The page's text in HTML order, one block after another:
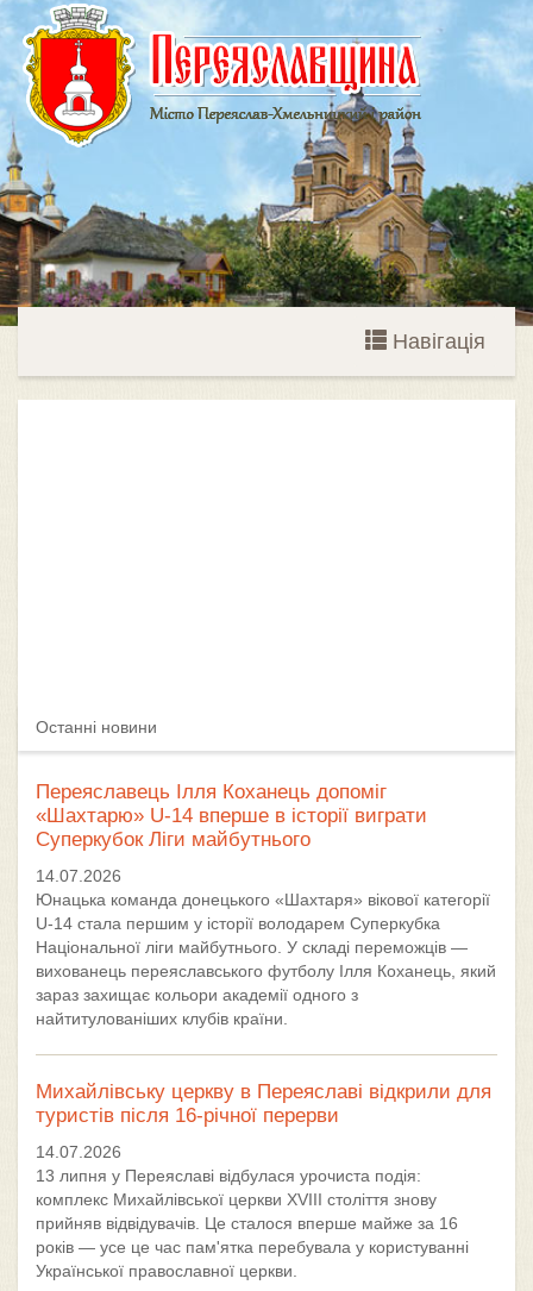
Навігація
Останні новини
Переяславець Ілля Коханець допоміг
«Шахтарю» U-14 вперше в історії виграти
Суперкубок Ліги майбутнього
14.07.2026
Юнацька команда донецького «Шахтаря» вікової категорії
U-14 стала першим у історії володарем Суперкубка
Національної ліги майбутнього. У складі переможців —
вихованець переяславського футболу Ілля Коханець, який
зараз захищає кольори академії одного з
найтитулованіших клубів країни.
Михайлівську церкву в Переяславі відкрили для
туристів після 16-річної перерви
14.07.2026
13 липня у Переяславі відбулася урочиста подія:
комплекс Михайлівської церкви XVIII століття знову
прийняв відвідувачів. Це сталося вперше майже за 16
років — усе це час пам'ятка перебувала у користуванні
Української православної церкви.